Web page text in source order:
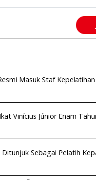
Masuk Staf
Vinícius Júnior Enam
Sebagai Pelatih